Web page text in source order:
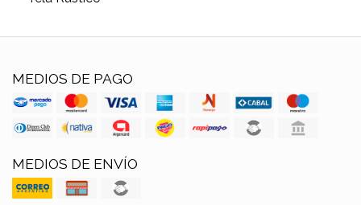
MEDIOS DE PAGO
MEDIOS DE ENVÍO